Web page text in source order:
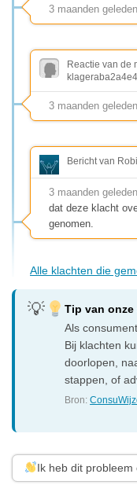
3 maanden
Reactie van de
klageraba2a4e4
3 maanden
Bericht van
3 maanden geleden
dat deze klacht
genomen.
Alle klachten die
Tip van
Als
Bij klachten
doorlopen,
stappen, of
Bron:
Ik heb dit probleem